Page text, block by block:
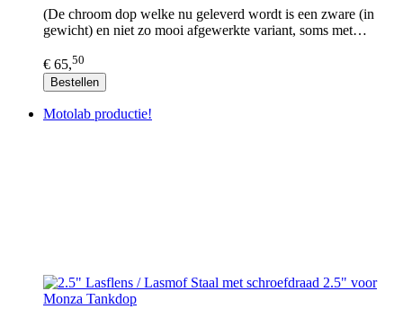
(De chroom dop welke nu geleverd wordt is een zware (in
gewicht) en niet zo mooi afgewerkte variant, soms met…
€ 65,50
Bestellen
Motolab productie!